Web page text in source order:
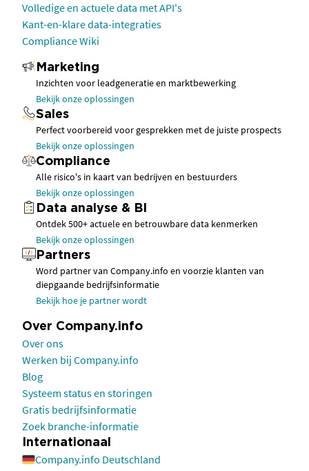
Volledige en actuele data met API's
Kant-en-klare data-integraties
Compliance Wiki
Marketing
Inzichten voor leadgeneratie en marktbewerking
Bekijk onze oplossingen
Sales
Perfect voorbereid voor gesprekken met de juiste prospects
Bekijk onze oplossingen
Compliance
Alle risico's in kaart van bedrijven en bestuurders
Bekijk onze oplossingen
Data analyse & BI
Ontdek 500+ actuele en betrouwbare data kenmerken
Bekijk onze oplossingen
Partners
Word partner van Company.info en voorzie klanten van
diepgaande bedrijfsinformatie
Bekijk hoe je partner wordt
Over Company.info
Over ons
Werken bij Company.info
Blog
Systeem status en storingen
Gratis bedrijfsinformatie
Zoek branche-informatie
Internationaal
Company.info Deutschland